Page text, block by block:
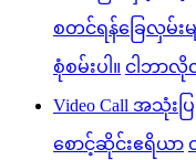
စတင်ရန်ခြေလှမ်းမ
စုံစမ်းပါ။ ငါဘာ
Video Call အသုံးပြု
စောင့်ဆိုင်းဧရိယာ